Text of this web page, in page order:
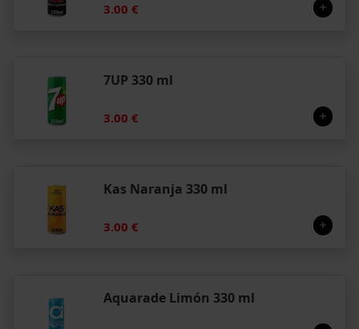
3.00 €
7UP 330 ml
3.00 €
Kas Naranja 330 ml
3.00 €
Aquarade Limón 330 ml